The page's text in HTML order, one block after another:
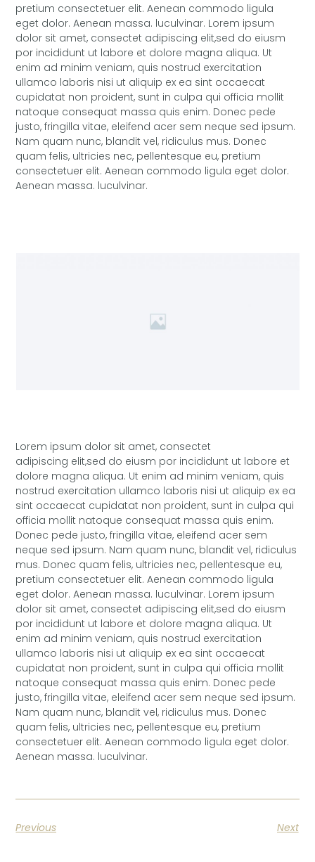
pretium consectetuer elit. Aenean commodo ligula
eget dolor. Aenean massa. luculvinar. Lorem ipsum
dolor sit amet, consectet adipiscing elit,sed do eiusm
por incididunt ut labore et dolore magna aliqua. Ut
enim ad minim veniam, quis nostrud exercitation
ullamco laboris nisi ut aliquip ex ea sint occaecat
cupidatat non proident, sunt in culpa qui officia mollit
natoque consequat massa quis enim. Donec pede
justo, fringilla vitae, eleifend acer sem neque sed ipsum.
Nam quam nunc, blandit vel, ridiculus mus. Donec
quam felis, ultricies nec, pellentesque eu, pretium
consectetuer elit. Aenean commodo ligula eget dolor.
Aenean massa. luculvinar.
Lorem ipsum dolor sit amet, consectet
adipiscing elit,sed do eiusm por incididunt ut labore et
dolore magna aliqua. Ut enim ad minim veniam, quis
nostrud exercitation ullamco laboris nisi ut aliquip ex ea
sint occaecat cupidatat non proident, sunt in culpa qui
officia mollit natoque consequat massa quis enim.
Donec pede justo, fringilla vitae, eleifend acer sem
neque sed ipsum. Nam quam nunc, blandit vel, ridiculus
mus. Donec quam felis, ultricies nec, pellentesque eu,
pretium consectetuer elit. Aenean commodo ligula
eget dolor. Aenean massa. luculvinar. Lorem ipsum
dolor sit amet, consectet adipiscing elit,sed do eiusm
por incididunt ut labore et dolore magna aliqua. Ut
enim ad minim veniam, quis nostrud exercitation
ullamco laboris nisi ut aliquip ex ea sint occaecat
cupidatat non proident, sunt in culpa qui officia mollit
natoque consequat massa quis enim. Donec pede
justo, fringilla vitae, eleifend acer sem neque sed ipsum.
Nam quam nunc, blandit vel, ridiculus mus. Donec
quam felis, ultricies nec, pellentesque eu, pretium
consectetuer elit. Aenean commodo ligula eget dolor.
Aenean massa. luculvinar.
Previous Next